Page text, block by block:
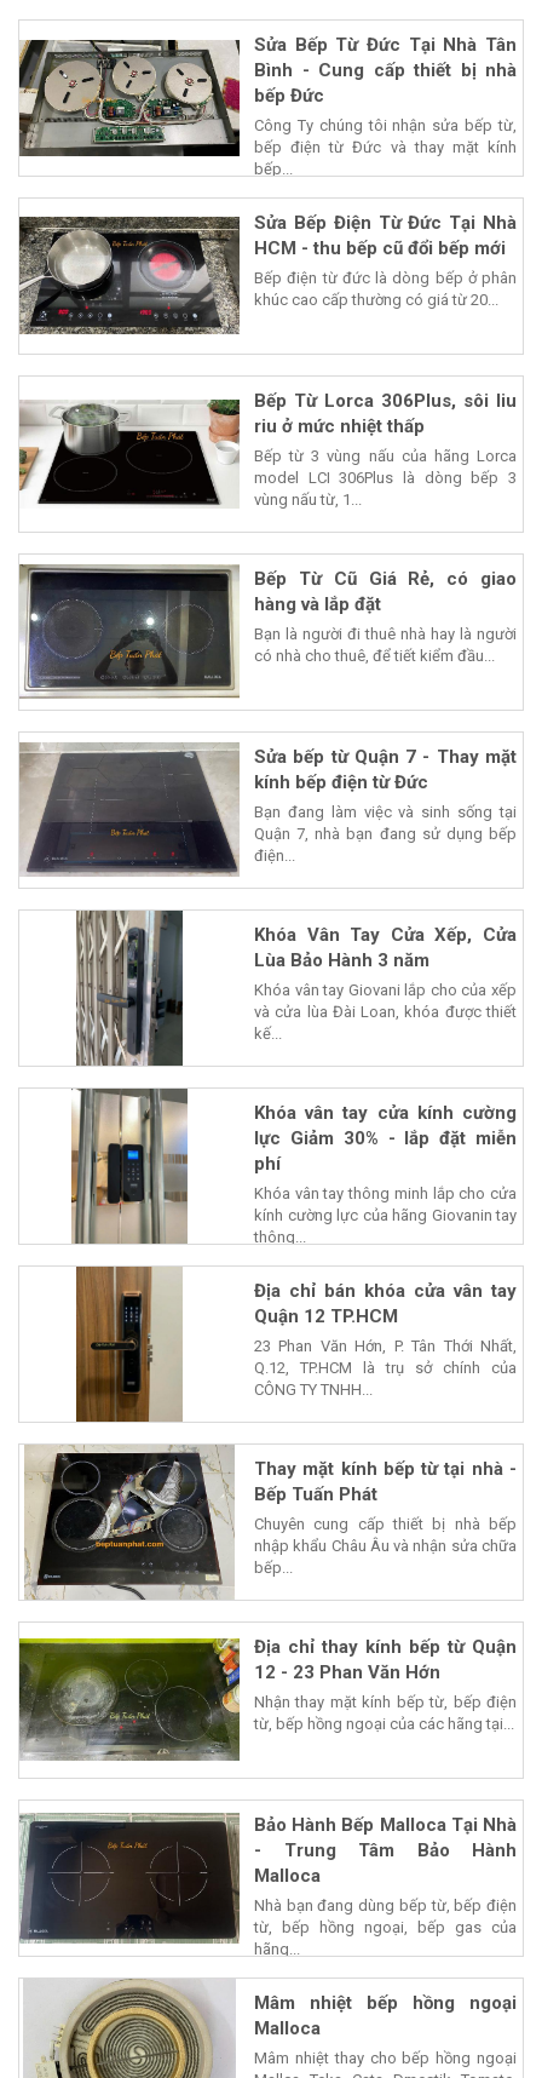
Sửa Bếp Từ Đức Tại Nhà Tân
Bình - Cung cấp thiết bị nhà
bếp Đức
Công Ty chúng tôi nhận sửa bếp từ,
bếp điện từ Đức và thay mặt kính
bếp...
Sửa Bếp Điện Từ Đức Tại Nhà
HCM - thu bếp cũ đổi bếp mới
Bếp điện từ đức là dòng bếp ở phân
khúc cao cấp thường có giá từ 20...
Bếp Từ Lorca 306Plus, sôi liu
riu ở mức nhiệt thấp
Bếp từ 3 vùng nấu của hãng Lorca
model LCI 306Plus là dòng bếp 3
vùng nấu từ, 1...
Bếp Từ Cũ Giá Rẻ, có giao
hàng và lắp đặt
Bạn là người đi thuê nhà hay là người
có nhà cho thuê, để tiết kiểm đầu...
Sửa bếp từ Quận 7 - Thay mặt
kính bếp điện từ Đức
Bạn đang làm việc và sinh sống tại
Quận 7, nhà bạn đang sử dụng bếp
điện...
Khóa Vân Tay Cửa Xếp, Cửa
Lùa Bảo Hành 3 năm
Khóa vân tay Giovani lắp cho của xếp
và cửa lùa Đài Loan, khóa được thiết
kế...
Khóa vân tay cửa kính cường
lực Giảm 30% - lắp đặt miễn
phí
Khóa vân tay thông minh lắp cho cửa
kính cường lực của hãng Giovanin tay
thông...
Địa chỉ bán khóa cửa vân tay
Quận 12 TP.HCM
23 Phan Văn Hớn, P. Tân Thới Nhất,
Q.12, TP.HCM là trụ sở chính của
CÔNG TY TNHH...
Thay mặt kính bếp từ tại nhà -
Bếp Tuấn Phát
Chuyên cung cấp thiết bị nhà bếp
nhập khẩu Châu Âu và nhận sửa chữa
bếp...
Địa chỉ thay kính bếp từ Quận
12 - 23 Phan Văn Hớn
Nhận thay mặt kính bếp từ, bếp điện
từ, bếp hồng ngoại của các hãng tại...
Bảo Hành Bếp Malloca Tại Nhà
- Trung Tâm Bảo Hành
Malloca
Nhà bạn đang dùng bếp từ, bếp điện
từ, bếp hồng ngoại, bếp gas của
hãng...
Mâm nhiệt bếp hồng ngoại
Malloca
Mâm nhiệt thay cho bếp hồng ngoại